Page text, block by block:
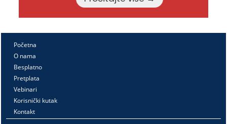
Početna
O nama
Besplatno
Pretplata
Vebinari
Korisnički kutak
Kontakt